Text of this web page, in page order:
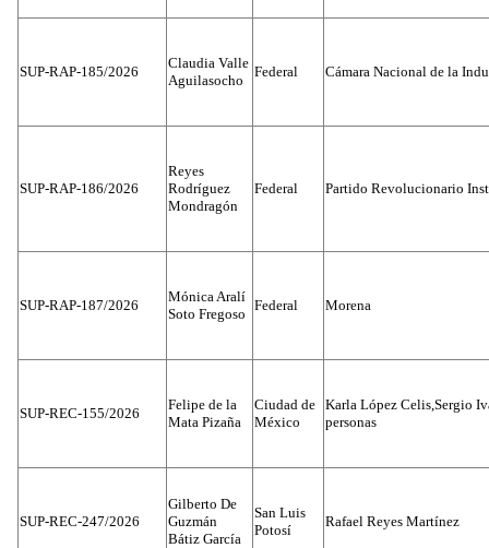
SUP-RAP-185/2026
Claudia Valle
Aguilasocho
Federal Cámara Nacional de la
SUP-RAP-186/2026
Reyes
Rodríguez
Mondragón
Federal Partido Revolucionario
SUP-RAP-187/2026
Mónica Aralí
Soto Fregoso
Federal Morena
SUP-REC-155/2026
Felipe de la
Mata Pizaña
Ciudad de
México
Karla López Celis,Sergio
personas
SUP-REC-247/2026
Gilberto De
Guzmán
Bátiz García
San Luis
Potosí
Rafael Reyes Martínez